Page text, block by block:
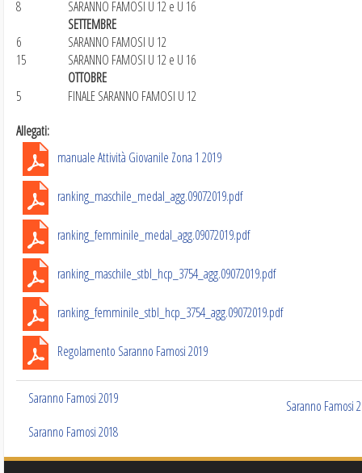
8
SARANNO FAMOSI U 12 e U 16
SETTEMBRE
6
SARANNO FAMOSI U 12
15
SARANNO FAMOSI U 12 e U 16
OTTOBRE
5
FINALE SARANNO FAMOSI U 12
Allegati:
manuale Attività Giovanile Zona 1 2019
ranking_maschile_medal_agg.09072019.pdf
ranking_femminile_medal_agg.09072019.pdf
ranking_maschile_stbl_hcp_3754_agg.09072019.pdf
ranking_femminile_stbl_hcp_3754_agg.09072019.pdf
Regolamento Saranno Famosi 2019
Saranno Famosi 2019
Saranno Famosi 2018
Saranno Famosi